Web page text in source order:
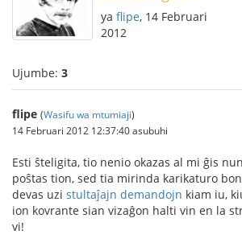
ya flipe, 14 Februari
2012
Ujumbe: 3
flipe (Wasifu wa mtumiaji)
14 Februari 2012 12:37:40 asubuhi
Esti ŝteligita, tio nenio okazas al mi ĝis
poŝtas tion, sed tia mirinda karikaturo
devas uzi stultaĵajn demandojn kiam iu,
ion kovrante sian vizaĝon halti vin en la
vi!